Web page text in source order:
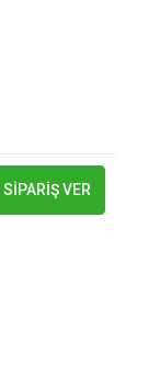
VER